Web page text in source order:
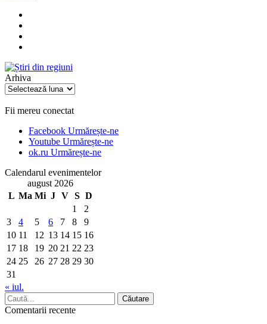
Arhiva
Arhiva
Fii mereu conectat
Facebook Urmărește-ne
Youtube Urmărește-ne
ok.ru Urmărește-ne
Calendarul evenimentelor
august 2026
L Ma Mi J V S D
1
2
3
4 5 6 7 8
9
10 11 12 13 14 15 16
17 18 19 20 21 22 23
24 25 26 27 28 29 30
31
« iul.
Comentarii recente